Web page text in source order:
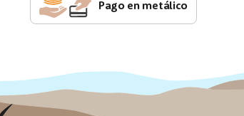
Pago en metálico